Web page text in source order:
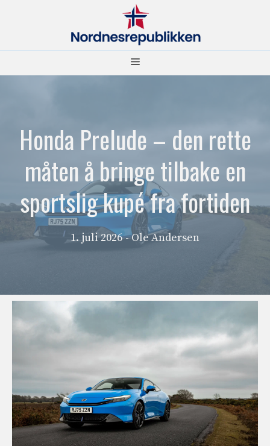
Meny
Honda Prelude – den rette
måten å bringe tilbake en
sportslig kupé fra fortiden
1. juli 2026 - Ole Andersen